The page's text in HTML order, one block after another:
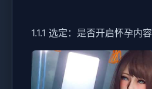
1.1.1 选定：是否开启怀孕内容